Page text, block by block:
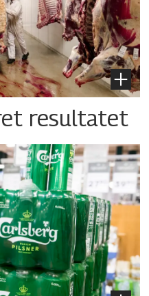
resultatet